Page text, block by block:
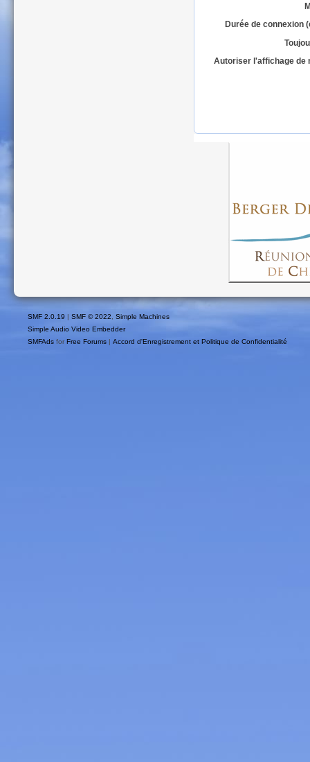
Durée de connexion
Autoriser l'affichage de
SMF 2.0.19 | SMF © 2022
Simple Machines
Simple Audio Video Embedder
SMFAds for Free Forums | Accord d'Enregistrement et Politique de Confidentialité